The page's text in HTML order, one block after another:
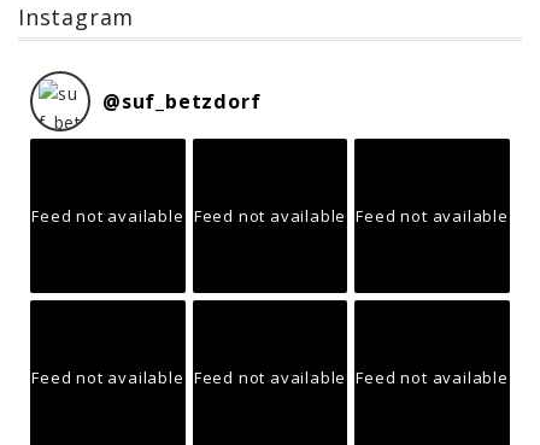
Instagram
@suf_betzdorf
Feed not available Feed not available Feed not available
Feed not available Feed not available Feed not available